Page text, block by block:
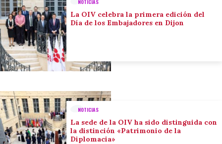
NOTICIAS
La OIV celebra la primera edición del
Día de los Embajadores en Dijon
NOTICIAS
La sede de la OIV ha sido distinguida con
la distinción «Patrimonio de la
Diplomacia»